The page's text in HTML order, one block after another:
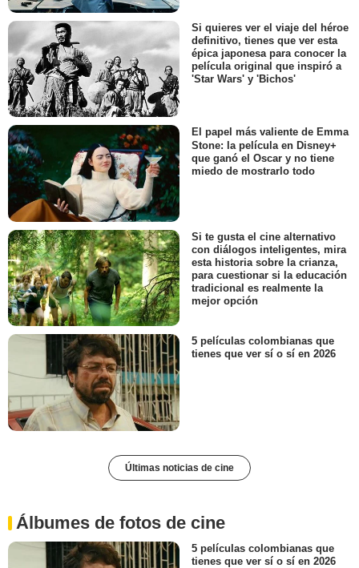
Si quieres ver el viaje del héroe
definitivo, tienes que ver esta
épica japonesa para conocer la
película original que inspiró a
'Star Wars' y 'Bichos'
El papel más valiente de Emma
Stone: la película en Disney+
que ganó el Oscar y no tiene
miedo de mostrarlo todo
Si te gusta el cine alternativo
con diálogos inteligentes, mira
esta historia sobre la crianza,
para cuestionar si la educación
tradicional es realmente la
mejor opción
5 películas colombianas que
tienes que ver sí o sí en 2026
Últimas noticias de cine
Álbumes de fotos de cine
5 películas colombianas que
tienes que ver sí o sí en 2026